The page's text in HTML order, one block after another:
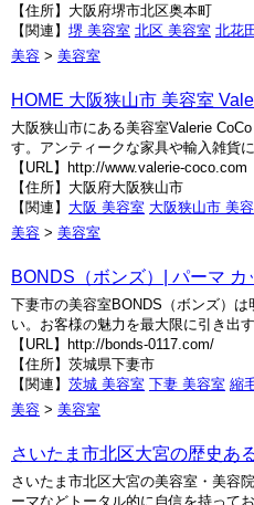
【住所】大阪府堺市北区奥本町
【関連】 堺 美容室 北区 美容室 北花田
美容 > 美容室
HOME 大阪狭山市 美容室
大阪狭山市にある美容室Valerie
す。アンティークな家具や輸入雑貨
【URL】http://www.valerie-coco.com
【住所】大阪府大阪狭山市
【関連】 大阪 美容室 大阪狭山市 美
美容 > 美容室
BONDS（ボンズ）| パーマ
下妻市の美容室BONDS（ボンズ）
い。お客様の魅力を最大限に引き出
【URL】http://bonds-0117.com/
【住所】茨城県下妻市
【関連】 茨城 美容室 下妻 美容室 縮
美容 > 美容室
さいたま市北区大宮の歴史
さいたま市北区大宮の美容室・美容
ーマなどトータル的に自信を持ってお